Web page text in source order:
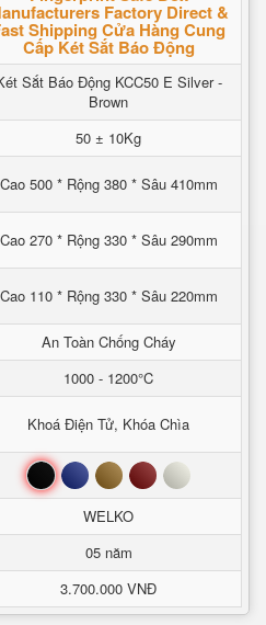
Factory Direct &
Shipping Cửa Hàng Cung
Cấp Két Sắt Báo Động
Sắt Báo Động KCC50 E Silver -
Brown
50 ± 10Kg
Cao 500 * Rộng 380 * Sâu 410mm
Cao 270 * Rộng 330 * Sâu 290mm
Cao 110 * Rộng 330 * Sâu 220mm
An Toàn Chống Cháy
1000 - 1200°C
Khoá Điện Tử, Khóa Chìa
Đen Xanh Nâu Đỏ Trắng
WELKO
05 năm
3.700.000 VNĐ